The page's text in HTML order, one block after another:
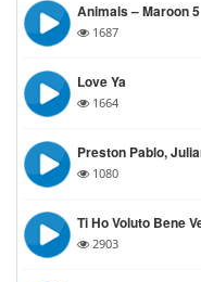
Animals – Maroon 5
1687
Love Ya
1664
Preston Pablo,
1080
Ti Ho Voluto Bene
2903